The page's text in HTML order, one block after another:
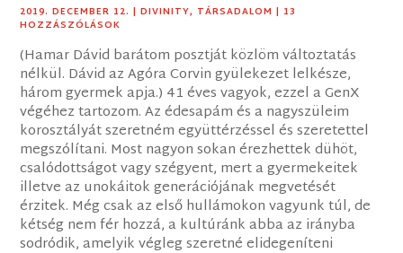
2019. DECEMBER 12. |DIVINITY, TÁRSADALOM | 13
HOZZÁSZÓLÁSOK
(Hamar Dávid barátom posztját közlöm változtatás
nélkül. Dávid az Agóra Corvin gyülekezet lelkésze,
három gyermek apja.) 41 éves vagyok, ezzel a GenX
végéhez tartozom. Az édesapám és a nagyszüleim
korosztályát szeretném együttérzéssel és szeretettel
megszólítani. Most nagyon sokan érezhettek dühöt,
csalódottságot vagy szégyent, mert a gyermekeitek
illetve az unokáitok generációjának megvetését
érzitek. Még csak az első hullámokon vagyunk túl, de
kétség nem fér hozzá, a kultúránk abba az irányba
sodródik, amelyik végleg szeretné elidegeníteni